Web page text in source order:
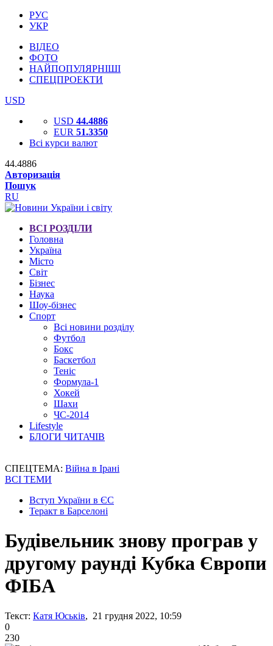
РУС
УКР
ВІДЕО
ФОТО
НАЙПОПУЛЯРНІШІ
СПЕЦПРОЕКТИ
USD
USD 44.4886
EUR 51.3350
Всі курси валют
44.4886
Авторизація
Пошук
RU
ВСІ РОЗДІЛИ
Головна
Україна
Місто
Світ
Бізнес
Наука
Шоу-бізнес
Спорт
Всі новини розділу
Футбол
Бокс
Баскетбол
Теніс
Формула-1
Хокей
Шахи
ЧС-2014
Lifestyle
БЛОГИ ЧИТАЧІВ
СПЕЦТЕМА: Війна в Ірані
ВСІ ТЕМИ
Вступ України в ЄС
Теракт в Барселоні
Будівельник знову програв у
другому раунді Кубка Європи
ФІБА
Текст: Катя Юськів, 21 грудня 2022, 10:59
0
230